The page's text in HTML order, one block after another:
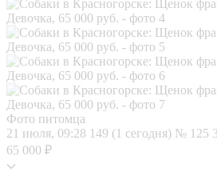
Фото питомца
21 июля, 09:28 149 (1 сегодня) № 125
65 000 ₽